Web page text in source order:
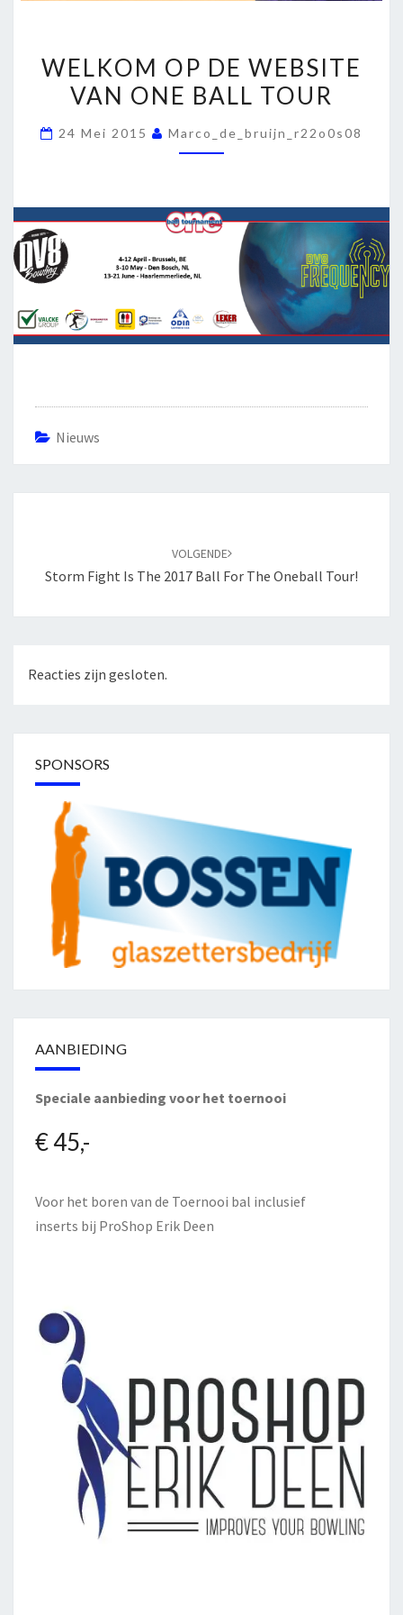
OP
DE
VAN
TOUR
WELKOM OP DE WEBSITE
VAN ONE BALL TOUR
24 Mei 2015 Marco_de_bruijn_r22o0s08
Nieuws
VOLGENDE
Storm Fight Is The 2017 Ball For The Oneball Tour!
Reacties zijn gesloten.
SPONSORS
AANBIEDING
Speciale aanbieding voor het toernooi
€ 45,-
Voor het boren van de Toernooi bal inclusief
inserts bij ProShop Erik Deen